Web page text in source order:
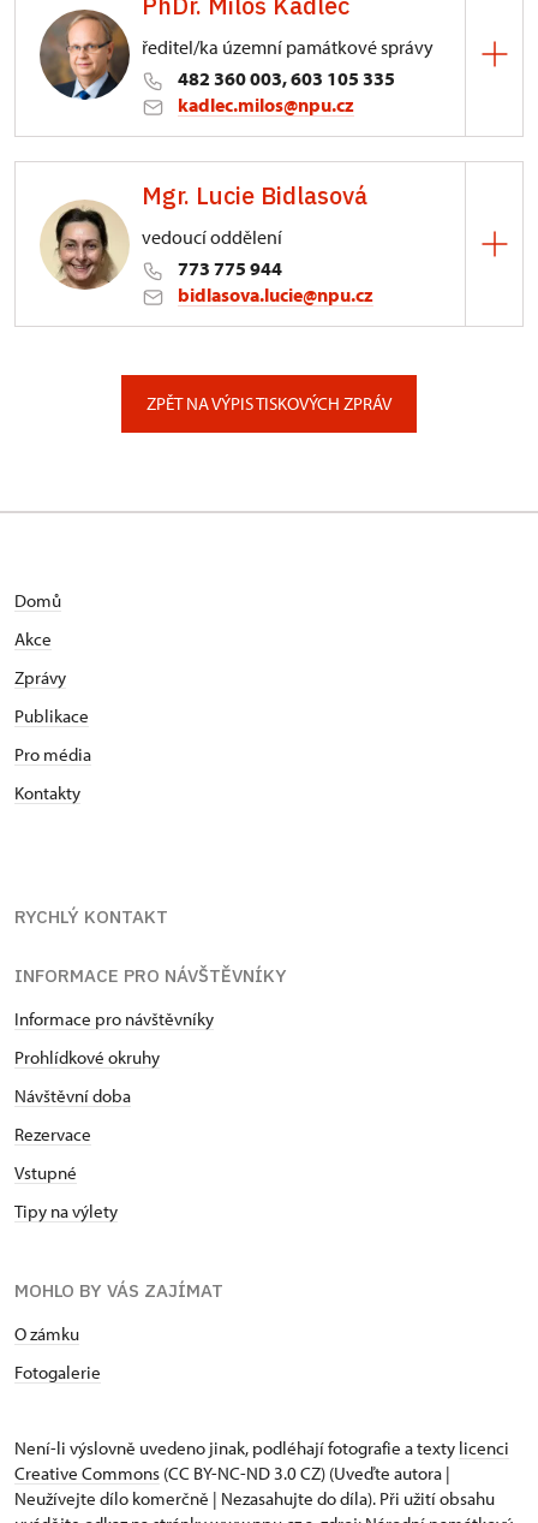
ředitel/ka územní památkové správy
482 360 003, 603 105 335
kadlec.milos@npu.cz
3/, Sychrov 3
Mgr. Lucie Bidlasová
vedoucí oddělení
773 775 944
bidlasova.lucie@npu.cz
ZPĚT NA VÝPIS TISKOVÝCH ZPRÁV
Domů
Akce
Zprávy
Publikace
Pro média
Kontakty
RYCHLÝ KONTAKT
INFORMACE PRO NÁVŠTĚVNÍKY
Informace pro návštěvníky
Prohlídkové okruhy
Návštěvní doba
Rezervace
Vstupné
Tipy na výlety
MOHLO BY VÁS ZAJÍMAT
O zámku
Fotogalerie
Není-li výslovně uvedeno jinak, podléhají fotografie a texty licenci
Creative Commons (CC BY-NC-ND 3.0 CZ) (Uveďte autora |
Neužívejte dílo komerčně | Nezasahujte do díla). Při užití obsahu